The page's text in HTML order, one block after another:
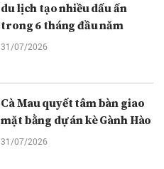
du lịch tạo nhiều dấu ấn
trong 6 tháng đầu năm
31/07/2026
Cà Mau quyết tâm bàn giao
mặt bằng dự án kè Gành Hào
31/07/2026